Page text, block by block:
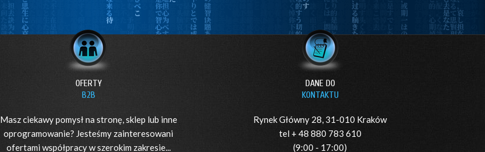
OFERTY
B2B
Masz ciekawy pomysł na stronę, sklep lub inne
oprogramowanie? Jesteśmy zainteresowani
ofertami współpracy w szerokim zakresie...
DANE DO
KONTAKTU
Rynek Główny 28, 31-010 Kraków
tel + 48 880 783 610
(9:00 - 17:00)